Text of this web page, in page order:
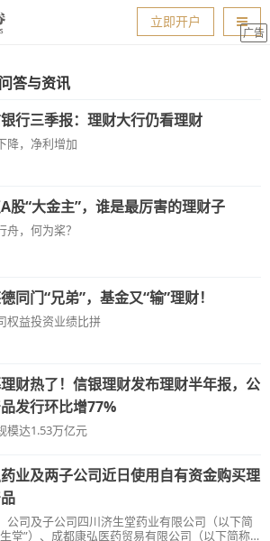
导航
立即开户
广告
答与资讯
行三季报：理财大行仍看理财
降，净利增加
股“大金主”，谁是最厉害的理财子
舟，何为桨？
同门“兄弟”，基金又“输”理财！
权益投资业绩比拼
财热了！信银理财发布理财半年报，公
发行环比增77%
模达1.53万亿元
业及两子公司近日使用自有资金购买理
公司及子公司四川济生堂药业有限公司（以下简
堂”）、成都康弘医药贸易有限公司（以下简称